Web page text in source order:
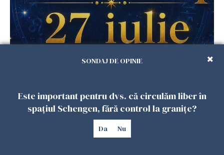
Horoscop 27 iulie. Lunea care schimbă ritmul
26 IULIE 2026
SONDAJ DE OPINIE
Este important pentru dvs. că circulăm liber în
spațiul Schengen, fără control la granițe?
Da Nu